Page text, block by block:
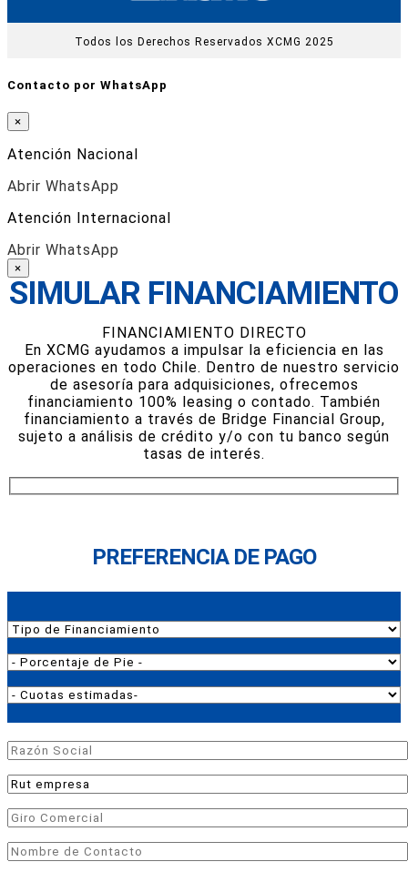
Todos los Derechos Reservados XCMG 2025
Contacto por WhatsApp
×
Atención Nacional
Abrir WhatsApp
Atención Internacional
Abrir WhatsApp
×
SIMULAR FINANCIAMIENTO
FINANCIAMIENTO DIRECTO
En XCMG ayudamos a impulsar la eficiencia en las
operaciones en todo Chile. Dentro de nuestro servicio
de asesoría para adquisiciones, ofrecemos
financiamiento 100% leasing o contado. También
financiamiento a través de Bridge Financial Group,
sujeto a análisis de crédito y/o con tu banco según
tasas de interés.
PREFERENCIA DE PAGO